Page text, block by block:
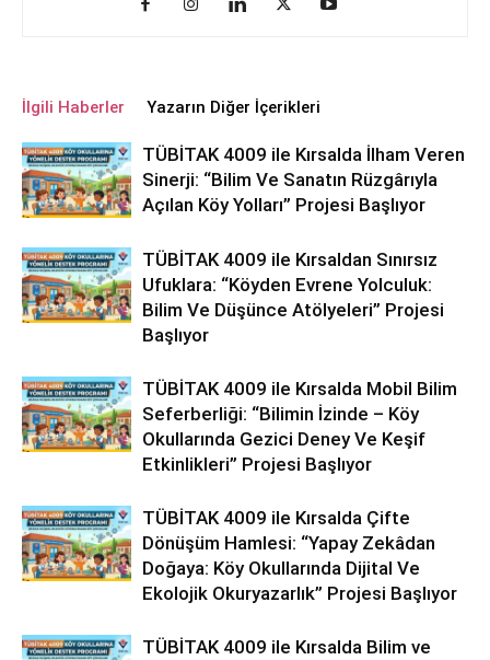
İlgili Haberler Yazarın Diğer İçerikleri
TÜBİTAK 4009 ile Kırsalda İlham Veren
Sinerji: “Bilim Ve Sanatın Rüzgârıyla
Açılan Köy Yolları” Projesi Başlıyor
TÜBİTAK 4009 ile Kırsaldan Sınırsız
Ufuklara: “Köyden Evrene Yolculuk:
Bilim Ve Düşünce Atölyeleri” Projesi
Başlıyor
TÜBİTAK 4009 ile Kırsalda Mobil Bilim
Seferberliği: “Bilimin İzinde – Köy
Okullarında Gezici Deney Ve Keşif
Etkinlikleri” Projesi Başlıyor
TÜBİTAK 4009 ile Kırsalda Çifte
Dönüşüm Hamlesi: “Yapay Zekâdan
Doğaya: Köy Okullarında Dijital Ve
Ekolojik Okuryazarlık” Projesi Başlıyor
TÜBİTAK 4009 ile Kırsalda Bilim ve